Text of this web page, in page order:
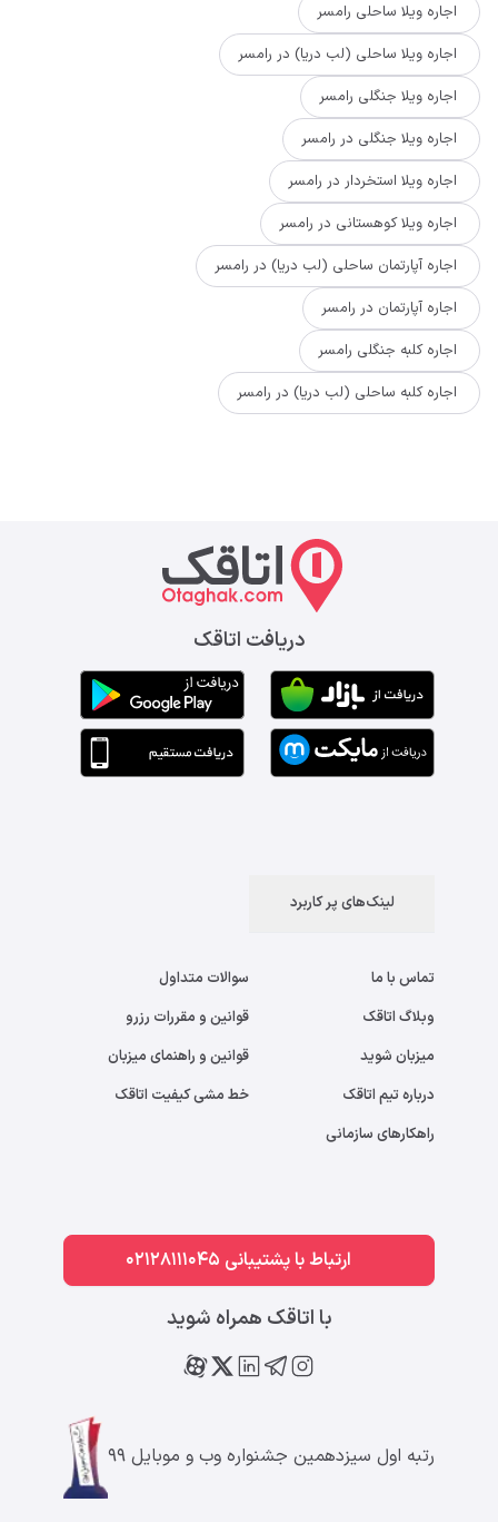
اجاره ویلا ساحلی رامسر
اجاره ویلا ساحلی (لب دریا) در رامسر
اجاره ویلا جنگلی رامسر
اجاره ویلا جنگلی در رامسر
اجاره ویلا استخردار در رامسر
اجاره ویلا کوهستانی در رامسر
اجاره آپارتمان ساحلی (لب دریا) در رامسر
اجاره آپارتمان در رامسر
اجاره کلبه جنگلی رامسر
اجاره کلبه ساحلی (لب دریا) در رامسر
دریافت اتاقک
لینک‌های پر کاربرد
تماس با ما
وبلاگ اتاقک
میزبان شوید
درباره تیم اتاقک
راهکارهای سازمانی
سوالات متداول
قوانین و مقررات رزرو
قوانین و راهنمای میزبان
خط مشی کیفیت اتاقک
ارتباط با پشتیبانی 02128111045
با اتاقک همراه شوید
رتبه اول سیزدهمین جشنواره وب و موبایل ۹۹